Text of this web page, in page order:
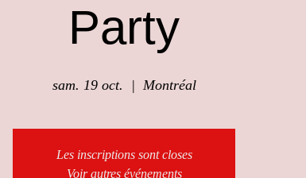
Party
sam. 19 oct.
  |
Montréal
Les inscriptions sont closes
Voir autres événements